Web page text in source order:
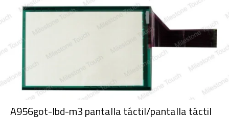
A956got-lbd-m3 pantalla táctil/pantalla táctil